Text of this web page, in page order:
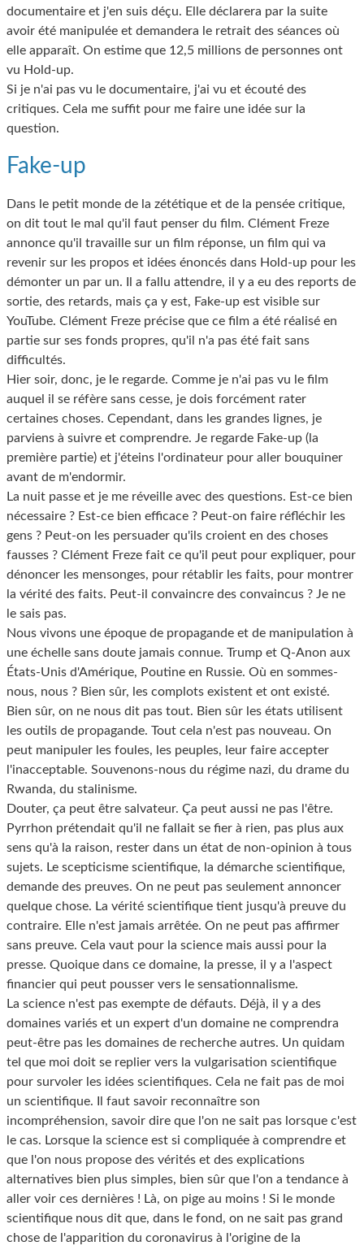
documentaire et j'en suis déçu. Elle déclarera par la suite
avoir été manipulée et demandera le retrait des séances où
elle apparaît. On estime que 12,5 millions de personnes ont
vu Hold-up.
Si je n'ai pas vu le documentaire, j'ai vu et écouté des
critiques. Cela me suffit pour me faire une idée sur la
question.
Fake-up
Dans le petit monde de la zététique et de la pensée critique,
on dit tout le mal qu'il faut penser du film. Clément Freze
annonce qu'il travaille sur un film réponse, un film qui va
revenir sur les propos et idées énoncés dans Hold-up pour les
démonter un par un. Il a fallu attendre, il y a eu des reports de
sortie, des retards, mais ça y est, Fake-up est visible sur
YouTube. Clément Freze précise que ce film a été réalisé en
partie sur ses fonds propres, qu'il n'a pas été fait sans
difficultés.
Hier soir, donc, je le regarde. Comme je n'ai pas vu le film
auquel il se réfère sans cesse, je dois forcément rater
certaines choses. Cependant, dans les grandes lignes, je
parviens à suivre et comprendre. Je regarde Fake-up (la
première partie) et j'éteins l'ordinateur pour aller bouquiner
avant de m'endormir.
La nuit passe et je me réveille avec des questions. Est-ce bien
nécessaire ? Est-ce bien efficace ? Peut-on faire réfléchir les
gens ? Peut-on les persuader qu'ils croient en des choses
fausses ? Clément Freze fait ce qu'il peut pour expliquer, pour
dénoncer les mensonges, pour rétablir les faits, pour montrer
la vérité des faits. Peut-il convaincre des convaincus ? Je ne
le sais pas.
Nous vivons une époque de propagande et de manipulation à
une échelle sans doute jamais connue. Trump et Q-Anon aux
États-Unis d'Amérique, Poutine en Russie. Où en sommes-
nous, nous ? Bien sûr, les complots existent et ont existé.
Bien sûr, on ne nous dit pas tout. Bien sûr les états utilisent
les outils de propagande. Tout cela n'est pas nouveau. On
peut manipuler les foules, les peuples, leur faire accepter
l'inacceptable. Souvenons-nous du régime nazi, du drame du
Rwanda, du stalinisme.
Douter, ça peut être salvateur. Ça peut aussi ne pas l'être.
Pyrrhon prétendait qu'il ne fallait se fier à rien, pas plus aux
sens qu'à la raison, rester dans un état de non-opinion à tous
sujets. Le scepticisme scientifique, la démarche scientifique,
demande des preuves. On ne peut pas seulement annoncer
quelque chose. La vérité scientifique tient jusqu'à preuve du
contraire. Elle n'est jamais arrêtée. On ne peut pas affirmer
sans preuve. Cela vaut pour la science mais aussi pour la
presse. Quoique dans ce domaine, la presse, il y a l'aspect
financier qui peut pousser vers le sensationnalisme.
La science n'est pas exempte de défauts. Déjà, il y a des
domaines variés et un expert d'un domaine ne comprendra
peut-être pas les domaines de recherche autres. Un quidam
tel que moi doit se replier vers la vulgarisation scientifique
pour survoler les idées scientifiques. Cela ne fait pas de moi
un scientifique. Il faut savoir reconnaître son
incompréhension, savoir dire que l'on ne sait pas lorsque c'est
le cas. Lorsque la science est si compliquée à comprendre et
que l'on nous propose des vérités et des explications
alternatives bien plus simples, bien sûr que l'on a tendance à
aller voir ces dernières ! Là, on pige au moins ! Si le monde
scientifique nous dit que, dans le fond, on ne sait pas grand
chose de l'apparition du coronavirus à l'origine de la